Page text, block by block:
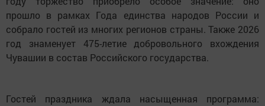
прошло в рамках Года единства народов России и
собрало гостей из многих регионов страны. Также 2026
год знаменует 475-летие добровольного вхождения
Чувашии в состав Российского государства.
Гостей праздника ждала насыщенная программа: